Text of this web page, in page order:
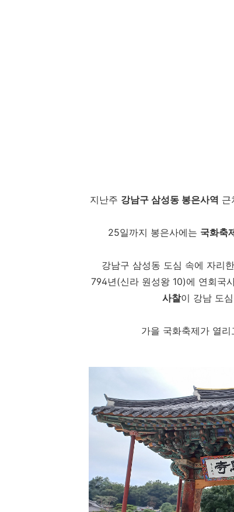
지난주 강남구 삼성동 봉은사역 근
25일까지 봉은사에는 국화축
강남구 삼성동 도심 속에 자리
794년(신라 원성왕 10)에 연회국
사찰이 강남 도
가을 국화축제가 열리